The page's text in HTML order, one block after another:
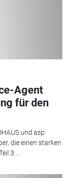
Agent
für den
und asp
die einen starken
3:...